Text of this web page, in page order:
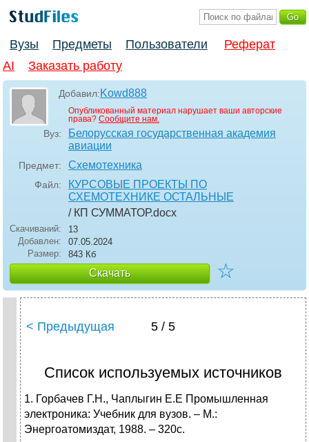
Вузы Предметы Пользователи
Реферат
AI
Заказать работу
Добавил:Kowd888
Опубликованный материал нарушает ваши авторские
права? Сообщите нам.
Вуз:
Белорусская государственная академия
авиации
Предмет: Схемотехника
Файл:
КУРСОВЫЕ ПРОЕКТЫ ПО
СХЕМОТЕХНИКЕ ОСТАЛЬНЫЕ
/ КП СУММАТОР.docx
Скачиваний:
13
Добавлен:
07.05.2024
Размер:
843 Кб
Скачать ☆
< Предыдущая 5 / 5
Список используемых источников
1. Горбачев Г.Н., Чаплыгин Е.Е Промышленная
электроника: Учебник для вузов. – М.:
Энергоатомиздат, 1988. – 320с.